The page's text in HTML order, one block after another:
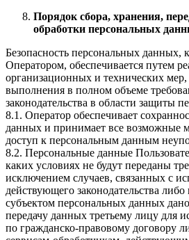
Порядок сбора, хранения,
обработки персональных
Безопасность персональных данных,
Оператором, обеспечивается путем
организационных и технических
выполнения в полном объеме
законодательства в области защиты
8.1. Оператор обеспечивает
данных и принимает все возможные
доступ к персональным данным
8.2. Персональные данные
каких условиях не будут переданы
исключением случаев, связанных с
действующего законодательства либо
субъектом персональных данных
передачу данных третьему лицу для
по гражданско-правовому договору